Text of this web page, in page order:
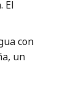
El
con
un